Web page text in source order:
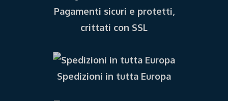
Pagamenti sicuri e protetti,
crittati con SSL
Spedizioni in tutta Europa